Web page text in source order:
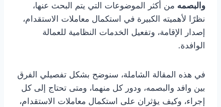
والبصمه من أكثر الموضوعات التي يتم البحث عنها،
نظرًا لأهميته الكبيرة في استكمال معاملات الاستقدام،
إصدار الإقامة، وتفعيل الخدمات النظامية للعمالة
الوافدة.
في هذه المقالة الشاملة، سنوضح بشكل تفصيلي الفرق
بين وافد والبصمه، ودور كل منهما، ومتى تحتاج إلى كل
إجراء، وكيف يؤثران على استكمال معاملات الاستقدام،